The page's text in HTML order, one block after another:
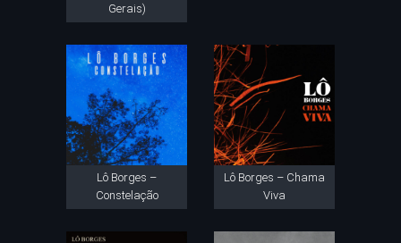
Gerais)
Lô Borges –
Constelação
Lô Borges – Chama
Viva